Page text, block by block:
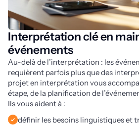
Interprétation clé en
événements
Au-delà de l’interprétation : les
requièrent parfois plus que des
projet en interprétation vous
étape, de la planification de
Ils vous aident à :
définir les besoins linguistiques et